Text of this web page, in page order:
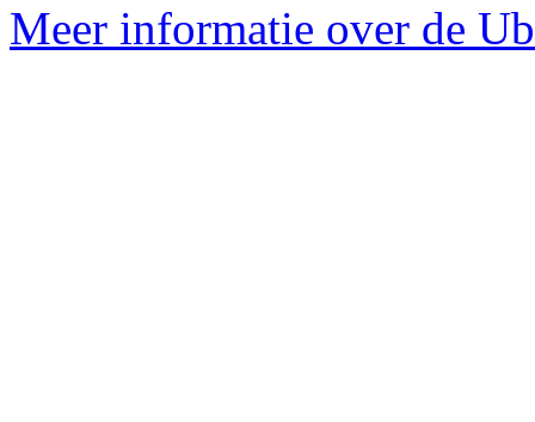
Meer informatie over de